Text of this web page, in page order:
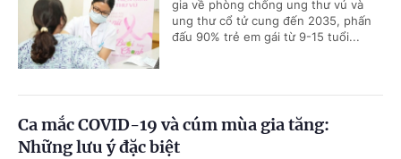
gia về phòng chống ung thư vú và
ung thư cổ tử cung đến 2035, phấn
đấu 90% trẻ em gái từ 9-15 tuổi...
Ca mắc COVID-19 và cúm mùa gia tăng:
Những lưu ý đặc biệt